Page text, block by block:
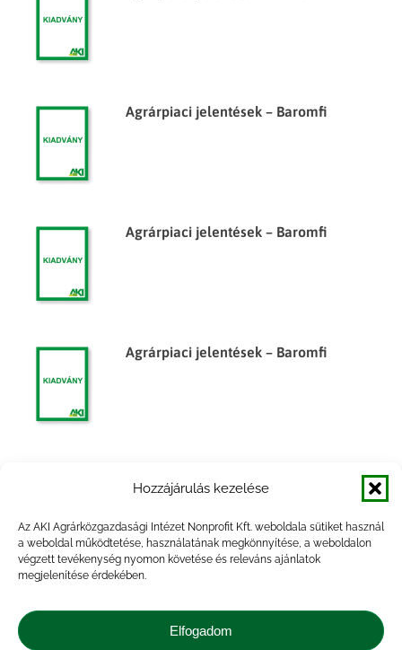
Hozzájárulás kezelése
Az AKI Agrárközgazdasági Intézet Nonprofit Kft. weboldala sütiket használ
a weboldal működtetése, használatának megkönnyítése, a weboldalon
végzett tevékenység nyomon követése és releváns ajánlatok
megjelenítése érdekében.
Elfogadom
Agrárpiaci jelentések – Baromfi
Agrárpiaci jelentések – Baromfi
Agrárpiaci jelentések – Baromfi